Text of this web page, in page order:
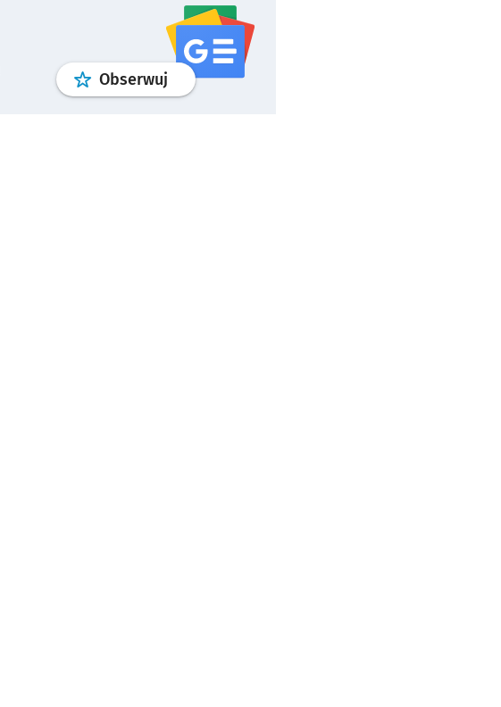
Obserwuj profilgoogle news